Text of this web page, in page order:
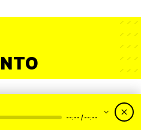
--:-- / --:--